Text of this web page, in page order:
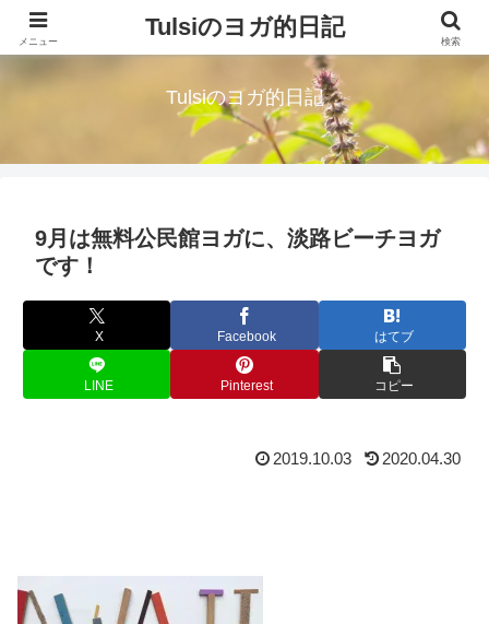
読むハーブティー。淡路島に移住したシングルマザーが綴る気づきの日々
Tulsiのヨガ的日記
9月は無料公民館ヨガに、淡路ビーチヨガ
です！
X Facebook はてブ
LINE Pinterest コピー
2019.10.03 2020.04.30
メニュー
Tulsiのヨガ的日記
検索